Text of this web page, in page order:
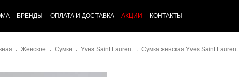
БРЕНДЫ ОПЛАТА И ДОСТАВКА АКЦИИ КОНТАКТЫ
Женское Сумки Yves Saint Laurent Сумка женская Yves Saint Laurent